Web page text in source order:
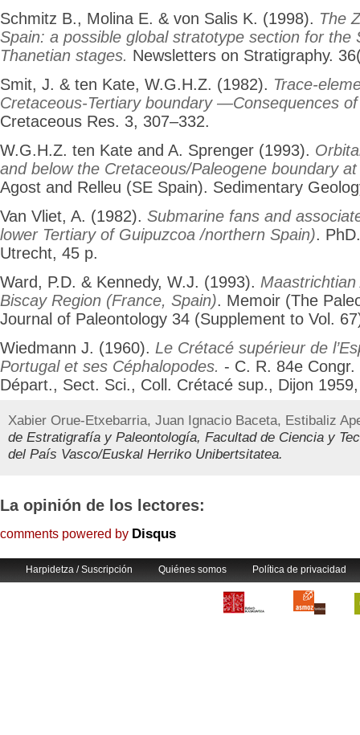
Schmitz B., Molina E. & von Salis K. (1998). The
Spain: a possible global stratotype section for the
Thanetian stages. Newsletters on Stratigraphy.
Smit, J. & ten Kate, W.G.H.Z. (1982). Trace-
Cretaceous-Tertiary boundary —Consequences
Cretaceous Res. 3, 307–332.
W.G.H.Z. ten Kate and A. Sprenger (1993).
and below the Cretaceous/Paleogene boundary
Agost and Relleu (SE Spain). Sedimentary
Van Vliet, A. (1982). Submarine fans and
lower Tertiary of Guipuzcoa /northern Spain).
Utrecht, 45 p.
Ward, P.D. & Kennedy, W.J. (1993).
Biscay Region (France, Spain). Memoir (The
Journal of Paleontology 34 (Supplement to Vol.
Wiedmann J. (1960). Le Crétacé supérieur de
Portugal et ses Céphalopodes. - C. R. 84e
Départ., Sect. Sci., Coll. Crétacé sup., Dijon
Xabier Orue-Etxebarria, Juan Ignacio Baceta, Estibaliz
de Estratigrafía y Paleontología, Facultad de Ciencia y
del País Vasco/Euskal Herriko Unibertsitatea.
La opinión de los lectores:
comments powered by Disqus
Harpidetza / Suscripción Quiénes somos Política de privacidad